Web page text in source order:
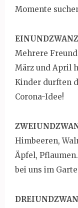
Momente
Mehrere
März und April
Kinder durften
Corona-Idee!
Himbeeren,
Äpfel,
bei uns im